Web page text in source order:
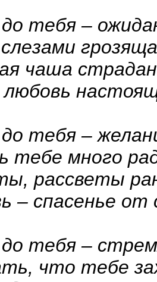
тебя –
чаша
тебя –
тебе много
рассветы
– спасенье
тебя –
что тебе